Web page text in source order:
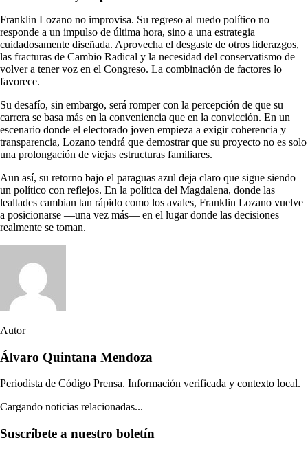
Franklin Lozano no improvisa. Su regreso al ruedo político no
responde a un impulso de última hora, sino a una estrategia
cuidadosamente diseñada. Aprovecha el desgaste de otros liderazgos,
las fracturas de Cambio Radical y la necesidad del conservatismo de
volver a tener voz en el Congreso. La combinación de factores lo
favorece.
Su desafío, sin embargo, será romper con la percepción de que su
carrera se basa más en la conveniencia que en la convicción. En un
escenario donde el electorado joven empieza a exigir coherencia y
transparencia, Lozano tendrá que demostrar que su proyecto no es solo
una prolongación de viejas estructuras familiares.
Aun así, su retorno bajo el paraguas azul deja claro que sigue siendo
un político con reflejos. En la política del Magdalena, donde las
lealtades cambian tan rápido como los avales, Franklin Lozano vuelve
a posicionarse —una vez más— en el lugar donde las decisiones
realmente se toman.
Autor
Álvaro Quintana Mendoza
Periodista de Código Prensa. Información verificada y contexto local.
Cargando noticias relacionadas...
Suscríbete a nuestro boletín